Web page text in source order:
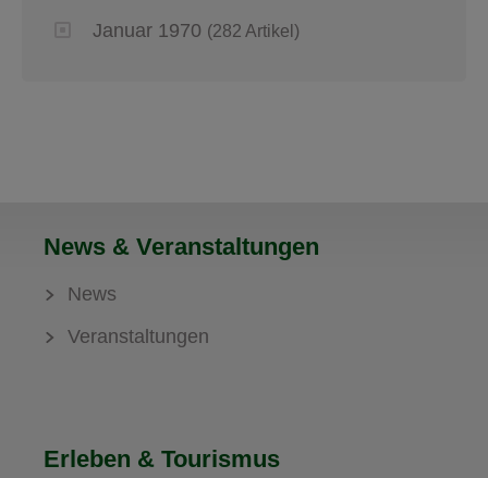
Januar 1970 (282 Artikel)
News & Veranstaltungen
News
Veranstaltungen
Erleben & Tourismus